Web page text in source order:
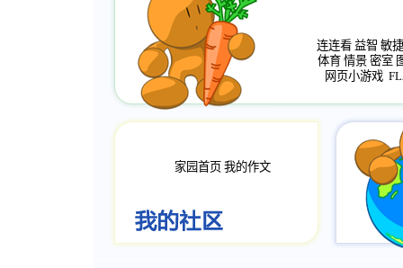
连连看 益智 敏捷
体育 情景 密室
网页小游戏
家园首页 我的作文